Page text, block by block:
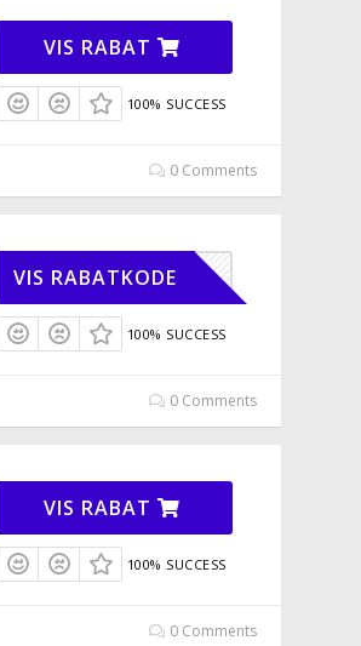
VIS RABAT
100% SUCCESS
0 Comments
MMKLUB10
VIS RABATKODE
100% SUCCESS
0 Comments
VIS RABAT
100% SUCCESS
0 Comments